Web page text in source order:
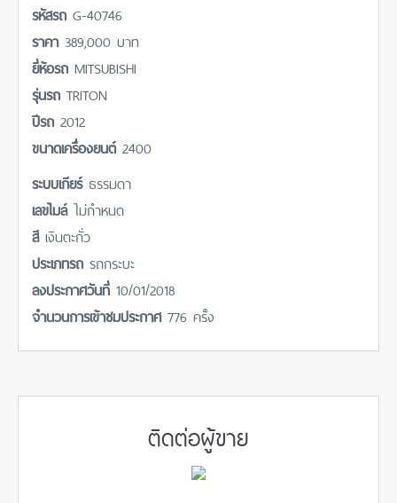
รหัสรถ G-40746
ราคา 389,000 บาท
ยี่ห้อรถ MITSUBISHI
รุ่นรถ TRITON
ปีรถ 2012
ขนาดเครื่องยนต์ 2400
ระบบเกียร์ ธรรมดา
เลขไมล์ ไม่กำหนด
สี เงินตะกั่ว
ประเภทรถ รถกระบะ
ลงประกาศวันที่ 10/01/2018
จำนวนการเข้าชมประกาศ 776 ครั้ง
ติดต่อผู้ขาย